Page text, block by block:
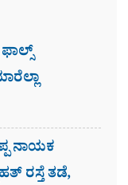
ನಾಯಕ
ರಸ್ತೆ ತಡೆ,